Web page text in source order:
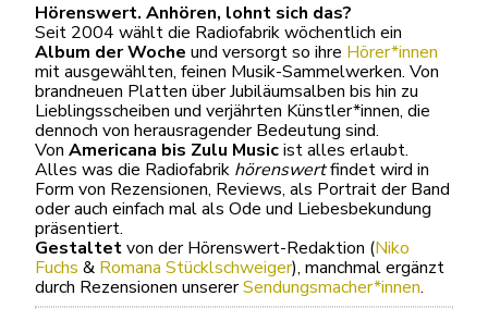
Hörenswert. Anhören, lohnt sich das?
Seit 2004 wählt die Radiofabrik wöchentlich ein
Album der Woche und versorgt so ihre Hörer*innen
mit ausgewählten, feinen Musik-Sammelwerken. Von
brandneuen Platten über Jubiläumsalben bis hin zu
Lieblingsscheiben und verjährten Künstler*innen, die
dennoch von herausragender Bedeutung sind.
Von Americana bis Zulu Musicist alles erlaubt.
Alles was die Radiofabrik hörenswertfindet wird in
Form von Rezensionen, Reviews, als Portrait der Band
oder auch einfach mal als Ode und Liebesbekundung
präsentiert.
Gestaltetvon der Hörenswert-Redaktion (Niko
Fuchs & Romana Stücklschweiger), manchmal ergänzt
durch Rezensionen unsererSendungsmacher*innen.